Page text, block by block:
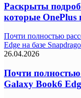
Раскрыты
которые OnePlus
Почти полностью
Edge на базе
26.04.2026
Почти полностью
Galaxy Book6